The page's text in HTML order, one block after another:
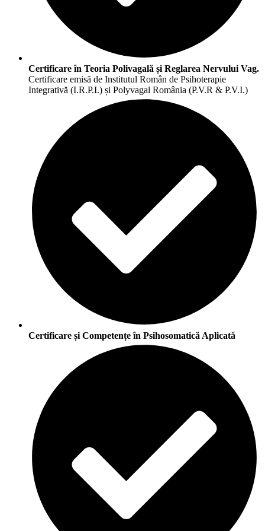
Certificare în Teoria Polivagală și Reglarea Nervului Vag.
Certificare emisă de Institutul Român de Psihoterapie
Integrativă (I.R.P.I.) și Polyvagal România (P.V.R & P.V.I.)
Certificare și Competențe în Psihosomatică Aplicată